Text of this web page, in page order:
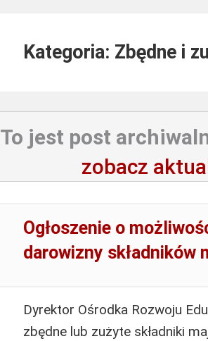
Kategoria: Zbędne i
To jest post
zobacz
Ogłoszenie o
darowizny składników
Dyrektor Ośrodka Rozwoju
zbędne lub zużyte składniki